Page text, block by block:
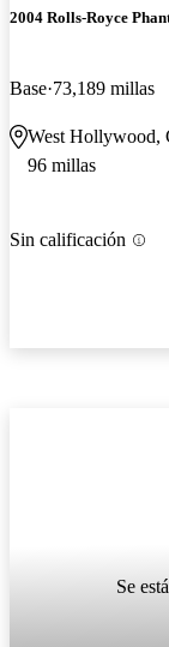
2004 Rolls-Royce
Base 73,189 millas
West Hollywood,
96 millas
Sin calificación
Se